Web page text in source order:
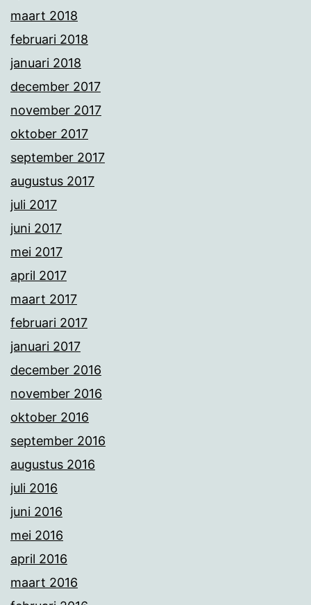
maart 2018
februari 2018
januari 2018
december 2017
november 2017
oktober 2017
september 2017
augustus 2017
juli 2017
juni 2017
mei 2017
april 2017
maart 2017
februari 2017
januari 2017
december 2016
november 2016
oktober 2016
september 2016
augustus 2016
juli 2016
juni 2016
mei 2016
april 2016
maart 2016